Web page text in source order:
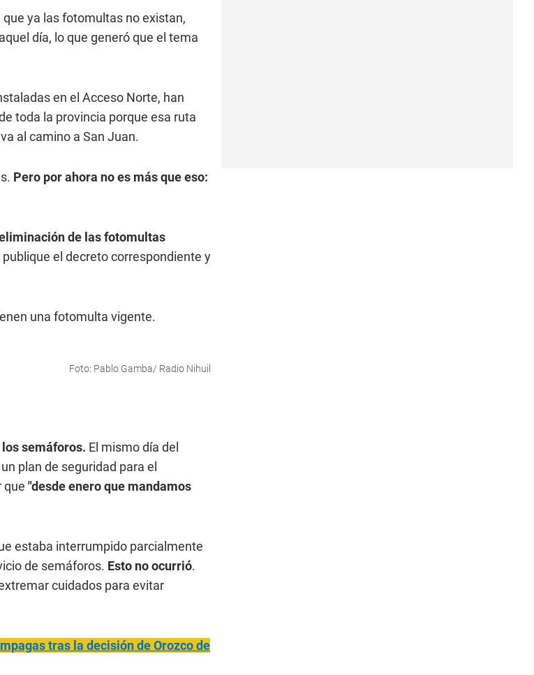
ya las fotomultas no existan,
día, lo que generó que el tema
en el Acceso Norte, han
toda la provincia porque esa ruta
al camino a San Juan.
Pero por ahora no es más que eso:
de las fotomultas
publique el decreto correspondiente y
una fotomulta vigente.
Foto: Pablo Gamba/ Radio Nihuil
semáforos. El mismo día del
plan de seguridad para el
que "desde enero que mandamos
estaba interrumpido parcialmente
de semáforos. Esto no ocurrió.
cuidados para evitar
tras la decisión de Orozco de